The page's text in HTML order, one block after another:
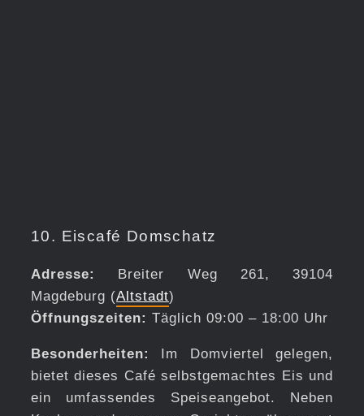
10. Eiscafé Domschatz
Adresse:
Breiter Weg 261, 39104
Magdeburg (Altstadt)
Öffnungszeiten: Täglich 09:00 – 18:00 Uhr
Besonderheiten:
Im Domviertel gelegen,
bietet dieses Café selbstgemachtes Eis und
ein umfassendes Speiseangebot. Neben